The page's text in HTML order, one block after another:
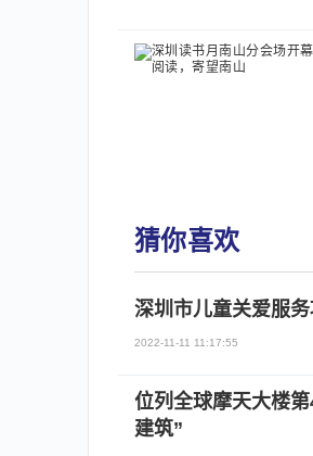
猜你喜欢
深圳市儿童关爱服
2022-11-11 11:17:55
位列全球摩天大楼
建筑”